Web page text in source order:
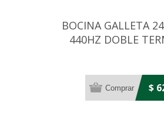
BOCINA GALLETA
440HZ DOBLE
$